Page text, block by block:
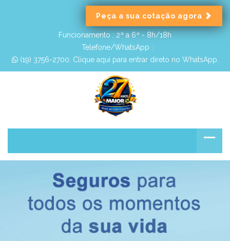
Peça a sua cotação agora
Funcionamento :2ª a 6ª - 8h/18h
Telefone/WhatsApp :
(19) 3756-2700. Clique aqui para entrar direto no WhatsApp.